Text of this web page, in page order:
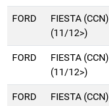
FORD
FIESTA (CCN)
(11/12>)
FORD
FIESTA (CCN)
(11/12>)
FORD
FIESTA (CCN)